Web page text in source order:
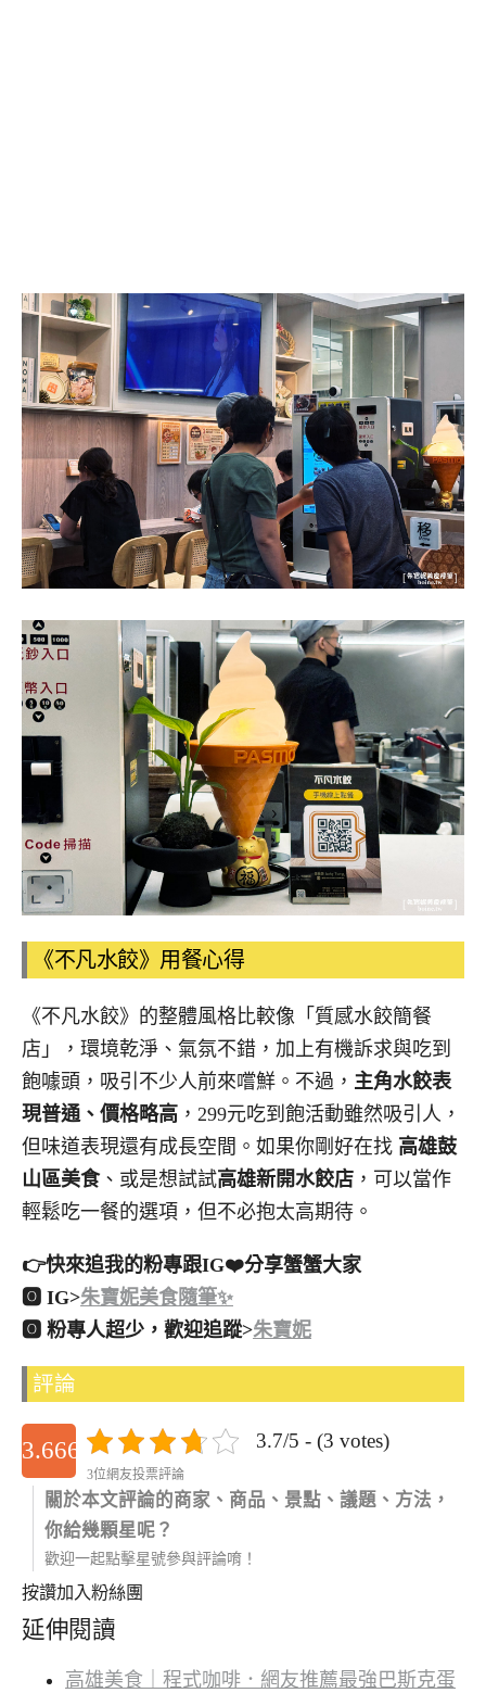
《不凡水餃》用餐心得
《不凡水餃》的整體風格比較像「質感水餃簡餐
店」，環境乾淨、氣氛不錯，加上有機訴求與吃到
飽噱頭，吸引不少人前來嚐鮮。不過， 主角水餃表
現普通、價格略高 ，299元吃到飽活動雖然吸引人，
但味道表現還有成長空間。如果你剛好在找 高雄鼓
山區美食、或是想試試高雄新開水餃店 ，可以當作
輕鬆吃一餐的選項，但不必抱太高期待。
👉快來追我的粉專跟IG❤️分享蟹蟹大家
🅾 IG>朱寶妮美食隨筆✨
🅾 粉專人超少，歡迎追蹤>朱寶妮
評論
3.6666666666667 3.7/5 - (3 votes)
3位網友投票評論
關於本文評論的商家、商品、景點、議題、方法，
你給幾顆星呢？
歡迎一起點擊星號參與評論唷！
按讚加入粉絲團
延伸閱讀
高雄美食｜程式咖啡．網友推薦最強巴斯克蛋